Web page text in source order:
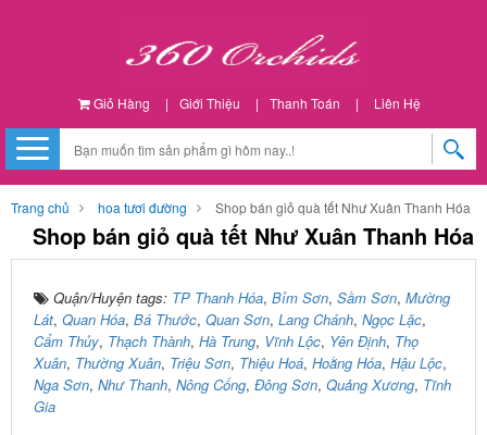
Giỏ Hàng | Giới Thiệu | Thanh Toán | Liên Hệ
Trang chủ hoa tươi đường Shop bán giỏ quà tết Như Xuân Thanh Hóa
Shop bán giỏ quà tết Như Xuân Thanh Hóa
Quận/Huyện tags: TP Thanh Hóa, Bỉm Sơn, Sầm Sơn, Mường
Lát, Quan Hóa, Bá Thước, Quan Sơn, Lang Chánh, Ngọc Lặc,
Cẩm Thủy, Thạch Thành, Hà Trung, Vĩnh Lộc, Yên Định, Thọ
Xuân, Thường Xuân, Triệu Sơn, Thiệu Hoá, Hoằng Hóa, Hậu Lộc,
Nga Sơn, Như Thanh, Nông Cống, Đông Sơn, Quảng Xương, Tĩnh
Gia